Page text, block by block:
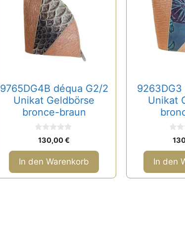
9765DG4B déqua G2/2
Unikat Geldbörse
bronce-braun
0
o
n
5
130,00€
In den Warenkorb
Unikat
0
o
n
5
In den